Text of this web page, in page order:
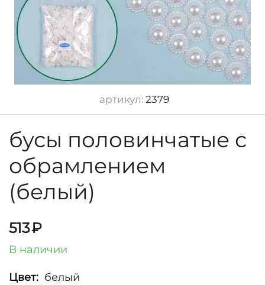
артикул: 2379
бусы половинчатые с
обрамлением
(белый)
513₽
В наличии
Цвет: белый